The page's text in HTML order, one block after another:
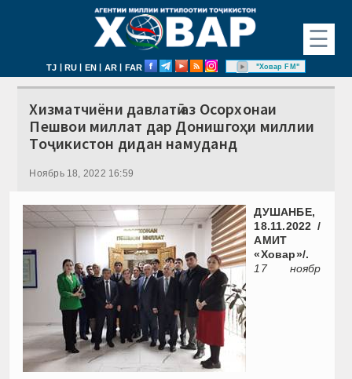
☰
TJ | RU | EN | AR | FAR "Ховар FM"
Хизматчиёни давлатӣ аз Осорхонаи
Пешвои миллат дар Донишгоҳи миллии
Тоҷикистон дидан намуданд
Ноябрь 18, 2022 16:59
ДУШАНБЕ,
18.11.2022 /
АМИТ
«Ховар»/.
17 ноябр